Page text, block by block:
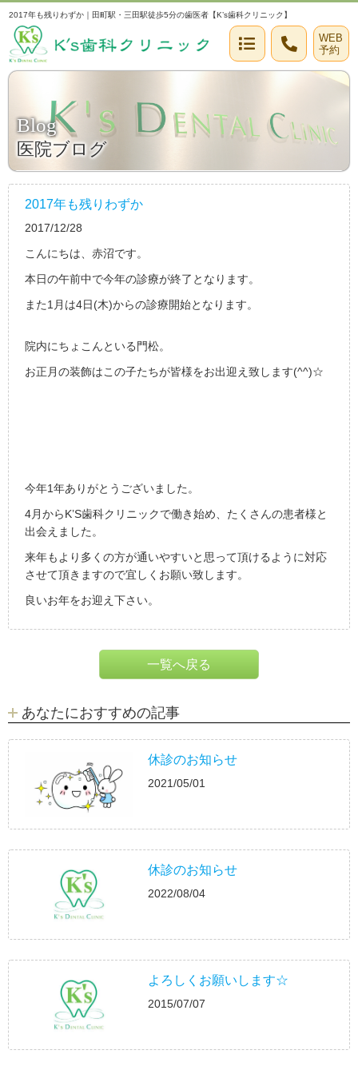
2017年も残りわずか｜田町駅・三田駅徒歩5分の歯医者【K’s歯科クリニック】
WEB
予約
Blog
医院ブログ
2017年も残りわずか
2017/12/28
こんにちは、赤沼です。
本日の午前中で今年の診療が終了となります。
また1月は4日(木)からの診療開始となります。
院内にちょこんといる門松。
お正月の装飾はこの子たちが皆様をお出迎え致します(^^)☆
今年1年ありがとうございました。
4月からK’S歯科クリニックで働き始め、たくさんの患者様と
出会えました。
来年もより多くの方が通いやすいと思って頂けるように対応
させて頂きますので宜しくお願い致します。
良いお年をお迎え下さい。
一覧へ戻る
あなたにおすすめの記事
休診のお知らせ
2021/05/01
休診のお知らせ
2022/08/04
よろしくお願いします☆
2015/07/07